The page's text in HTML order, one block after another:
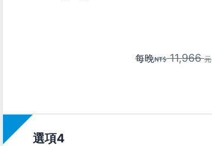
每晚 11,966元
選項